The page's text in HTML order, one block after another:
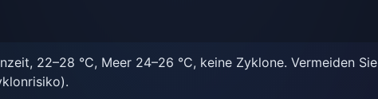
22–28 °C, Meer 24–26 °C, keine Zyklone. Vermeiden Sie